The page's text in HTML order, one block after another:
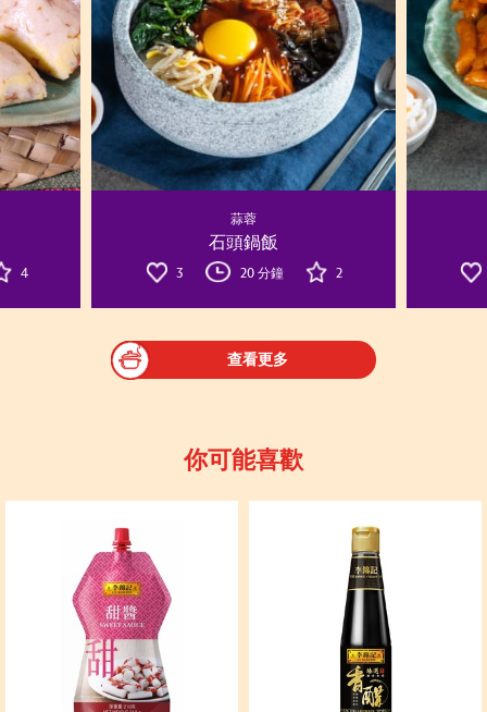
4
蒜蓉
石頭鍋飯
3 20 分鐘 2
查看更多
你可能喜歡